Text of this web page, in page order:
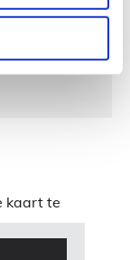
kaart te